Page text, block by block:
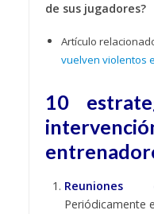
de sus jugadores?
Artículo
vuelven violentos
10
Periódicamente